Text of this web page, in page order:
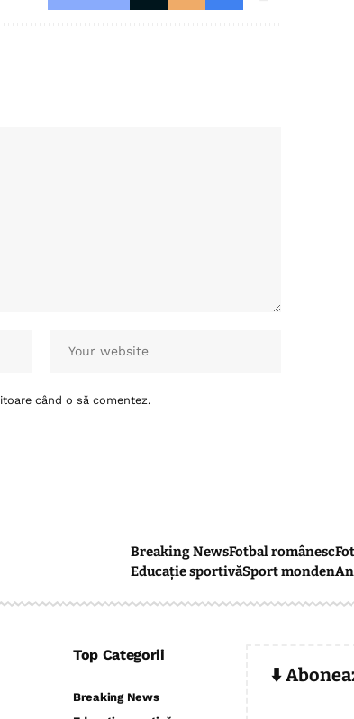
când o să comentez.
Breaking NewsFotbal românesc
Educație sportivăSport monden
Top Categorii
Breaking News
⬇️